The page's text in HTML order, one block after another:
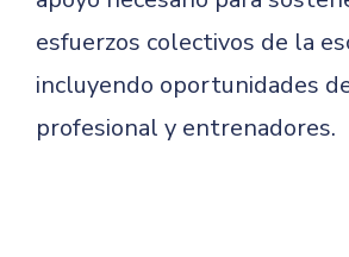
esfuerzos colectivos de la
incluyendo oportunidades
profesional y entrenadores.